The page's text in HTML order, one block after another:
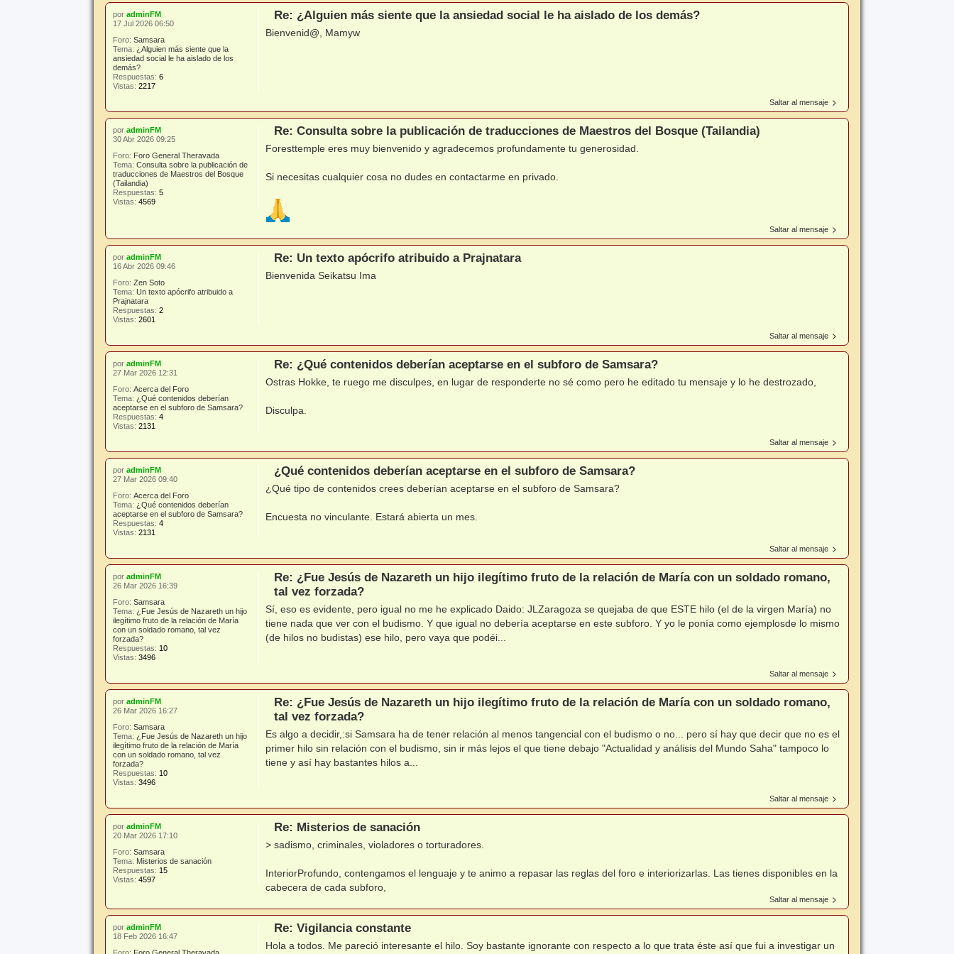
por adminFM
17 Jul 2026 06:50
Foro: Samsara
Tema: ¿Alguien más siente que la
ansiedad social le ha aislado de los
demás?
Respuestas: 6
Vistas: 2217
Re: ¿Alguien más siente que la ansiedad social le ha aislado de los demás?
Bienvenid@, Mamyw
Saltar al mensaje
por adminFM
30 Abr 2026 09:25
Foro: Foro General Theravada
Tema: Consulta sobre la publicación de
traducciones de Maestros del Bosque
(Tailandia)
Respuestas: 5
Vistas: 4569
Re: Consulta sobre la publicación de traducciones de Maestros del Bosque (Tailandia)
Foresttemple eres muy bienvenido y agradecemos profundamente tu generosidad.
Si necesitas cualquier cosa no dudes en contactarme en privado.
Saltar al mensaje
por adminFM
16 Abr 2026 09:46
Foro: Zen Soto
Tema: Un texto apócrifo atribuido a
Prajnatara
Respuestas: 2
Vistas: 2601
Re: Un texto apócrifo atribuido a Prajnatara
Bienvenida Seikatsu Ima
Saltar al mensaje
por adminFM
27 Mar 2026 12:31
Foro: Acerca del Foro
Tema: ¿Qué contenidos deberían
aceptarse en el subforo de Samsara?
Respuestas: 4
Vistas: 2131
Re: ¿Qué contenidos deberían aceptarse en el subforo de Samsara?
Ostras Hokke, te ruego me disculpes, en lugar de responderte no sé como pero he editado tu mensaje y lo he destrozado,
Disculpa.
Saltar al mensaje
por adminFM
27 Mar 2026 09:40
Foro: Acerca del Foro
Tema: ¿Qué contenidos deberían
aceptarse en el subforo de Samsara?
Respuestas: 4
Vistas: 2131
¿Qué contenidos deberían aceptarse en el subforo de Samsara?
¿Qué tipo de contenidos crees deberían aceptarse en el subforo de Samsara?
Encuesta no vinculante. Estará abierta un mes.
Saltar al mensaje
por adminFM
26 Mar 2026 16:39
Foro: Samsara
Tema: ¿Fue Jesús de Nazareth un hijo
ilegítimo fruto de la relación de María
con un soldado romano, tal vez
forzada?
Respuestas: 10
Vistas: 3496
Re: ¿Fue Jesús de Nazareth un hijo ilegítimo fruto de la relación de María con un soldado romano,
tal vez forzada?
Sí, eso es evidente, pero igual no me he explicado Daido: JLZaragoza se quejaba de que ESTE hilo (el de la virgen María) no
tiene nada que ver con el budismo. Y que igual no debería aceptarse en este subforo. Y yo le ponía como ejemplosde lo mismo
(de hilos no budistas) ese hilo, pero vaya que podéi...
Saltar al mensaje
por adminFM
26 Mar 2026 16:27
Foro: Samsara
Tema: ¿Fue Jesús de Nazareth un hijo
ilegítimo fruto de la relación de María
con un soldado romano, tal vez
forzada?
Respuestas: 10
Vistas: 3496
Re: ¿Fue Jesús de Nazareth un hijo ilegítimo fruto de la relación de María con un soldado romano,
tal vez forzada?
Es algo a decidir,:si Samsara ha de tener relación al menos tangencial con el budismo o no... pero sí hay que decir que no es el
primer hilo sin relación con el budismo, sin ir más lejos el que tiene debajo "Actualidad y análisis del Mundo Saha" tampoco lo
tiene y así hay bastantes hilos a...
Saltar al mensaje
por adminFM
20 Mar 2026 17:10
Foro: Samsara
Tema: Misterios de sanación
Respuestas: 15
Vistas: 4597
Re: Misterios de sanación
> sadismo, criminales, violadores o torturadores.
InteriorProfundo, contengamos el lenguaje y te animo a repasar las reglas del foro e interiorizarlas. Las tienes disponibles en la
cabecera de cada subforo,
Saltar al mensaje
por adminFM
18 Feb 2026 16:47
Re: Vigilancia constante
Hola a todos. Me pareció interesante el hilo. Soy bastante ignorante con respecto a lo que trata éste así que fui a investigar un